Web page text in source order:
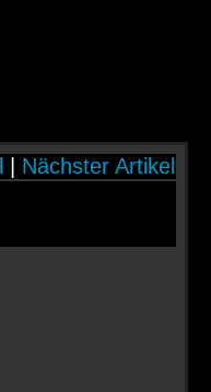
Nächster Artikel